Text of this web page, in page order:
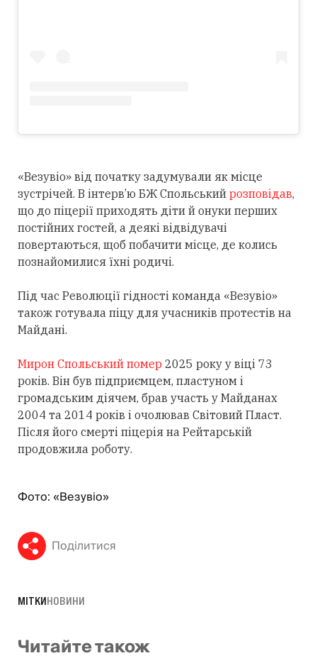
«Везувіо» від початку задумували як місце
зустрічей. В інтерв’ю БЖ Спольський розповідав,
що до піцерії приходять діти й онуки перших
постійних гостей, а деякі відвідувачі
повертаються, щоб побачити місце, де колись
познайомилися їхні родичі.
Під час Революції гідності команда «Везувіо»
також готувала піцу для учасників протестів на
Майдані.
Мирон Спольський помер 2025 року у віці 73
років. Він був підприємцем, пластуном і
громадським діячем, брав участь у Майданах
2004 та 2014 років і очолював Світовий Пласт.
Після його смерті піцерія на Рейтарській
продовжила роботу.
Фото: «Везувіо»
Поділитися
МІТКИНОВИНИ
Читайте також